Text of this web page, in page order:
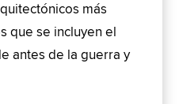
más
que se incluyen el
antes de la guerra y